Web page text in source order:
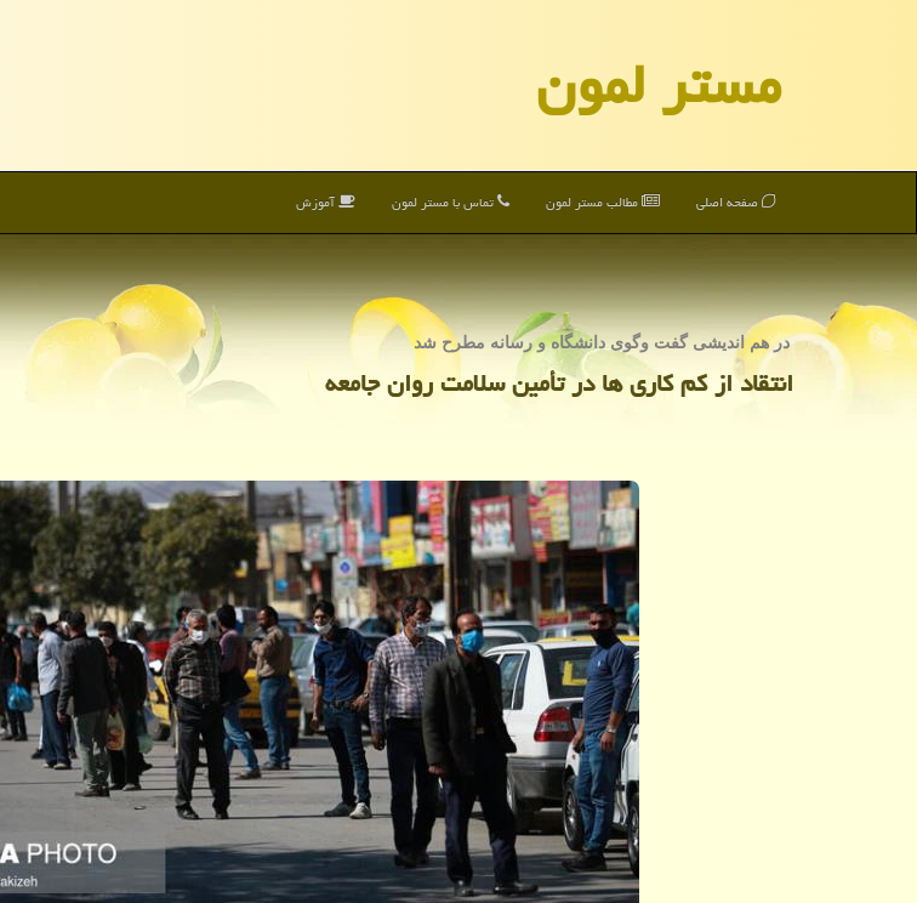
مستر لمون
صفحه اصلی مطالب مستر لمون تماس با مستر لمون آموزش
در هم اندیشی گفت وگوی دانشگاه و رسانه مطرح شد
انتقاد از كم كاری ها در تأمین سلامت روان جامعه